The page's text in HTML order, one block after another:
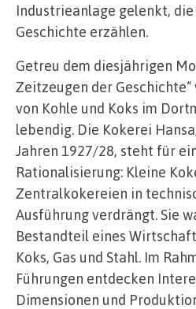
Industrieanlage gelenkt,
Geschichte erzählen.
Getreu dem diesjährigen
Zeitzeugen der
von Kohle und Koks im
lebendig. Die Kokerei
Jahren 1927/28, steht für
Rationalisierung: Kleine
Zentralkokereien in
Ausführung verdrängt. Sie
Bestandteil eines
Koks, Gas und Stahl. Im
Führungen entdecken
Dimensionen und